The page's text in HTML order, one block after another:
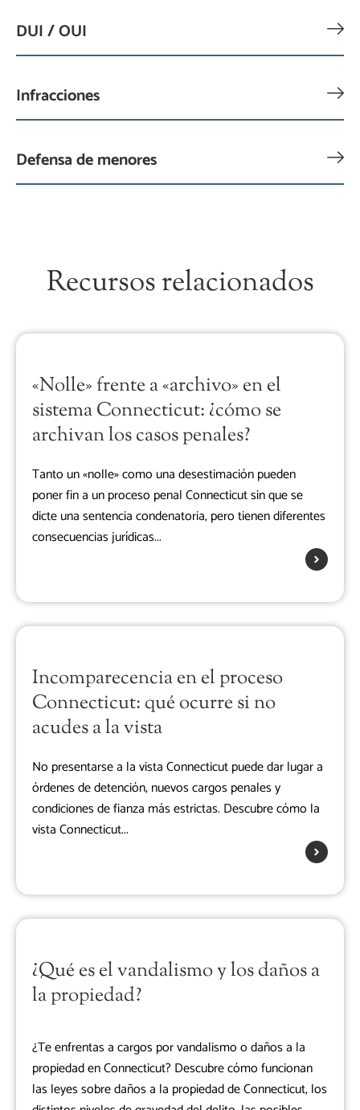
DUI / OUI
Infracciones
Defensa de menores
Recursos relacionados
«Nolle» frente a «archivo» en el
sistema Connecticut: ¿cómo se
archivan los casos penales?
Tanto un «nolle» como una desestimación pueden
poner fin a un proceso penal Connecticut sin que se
dicte una sentencia condenatoria, pero tienen diferentes
consecuencias jurídicas...
Incomparecencia en el proceso
Connecticut: qué ocurre si no
acudes a la vista
No presentarse a la vista Connecticut puede dar lugar a
órdenes de detención, nuevos cargos penales y
condiciones de fianza más estrictas. Descubre cómo la
vista Connecticut...
¿Qué es el vandalismo y los daños a
la propiedad?
¿Te enfrentas a cargos por vandalismo o daños a la
propiedad en Connecticut? Descubre cómo funcionan
las leyes sobre daños a la propiedad de Connecticut, los